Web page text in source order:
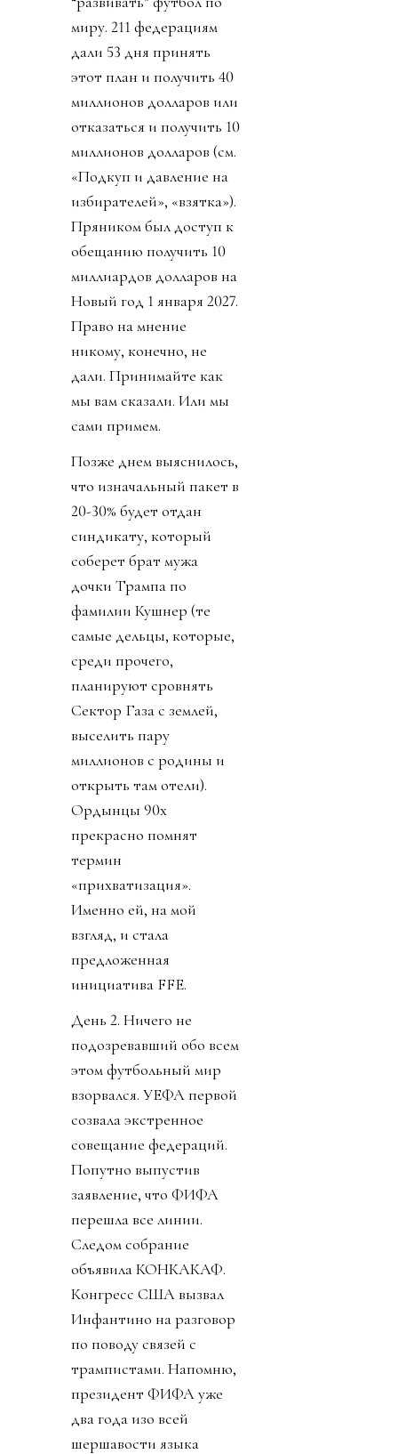
миру. 211 федерациям
дали 53 дня принять
этот план и получить 40
миллионов долларов или
отказаться и получить 10
миллионов долларов (см.
«Подкуп и давление на
избирателей», «взятка»).
Пряником был доступ к
обещанию получить 10
миллиардов долларов на
Новый год 1 января 2027.
Право на мнение
никому, конечно, не
дали. Принимайте как
мы вам сказали. Или мы
сами примем.
Позже днем выяснилось,
что изначальный пакет в
20-30% будет отдан
синдикату, который
соберет брат мужа
дочки Трампа по
фамилии Кушнер (те
самые дельцы, которые,
среди прочего,
планируют сровнять
Сектор Газа с землей,
выселить пару
миллионов с родины и
открыть там отели).
Ордынцы 90х
прекрасно помнят
термин
«прихватизация».
Именно ей, на мой
взгляд, и стала
предложенная
инициатива FFE.
День 2. Ничего не
подозревавший обо всем
этом футбольный мир
взорвался. УЕФА первой
созвала экстренное
совещание федераций.
Попутно выпустив
заявление, что ФИФА
перешла все линии.
Следом собрание
объявила КОНКАКАФ.
Конгресс США вызвал
Инфантино на разговор
по поводу связей с
трампистами. Напомню,
президент ФИФА уже
два года изо всей
шершавости языка